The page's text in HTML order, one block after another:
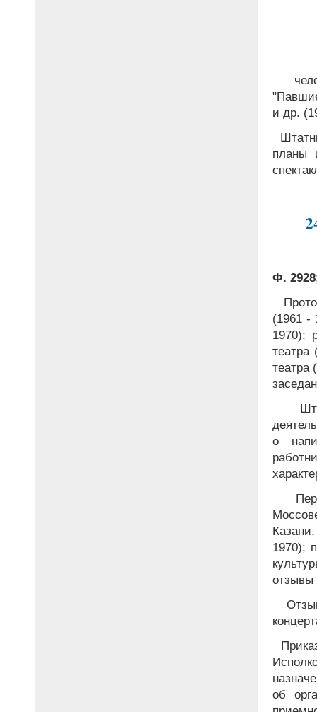
и др.
планы
Ф.
(1961 -
1970);
театра
театра
о
1970);
отзывы
об